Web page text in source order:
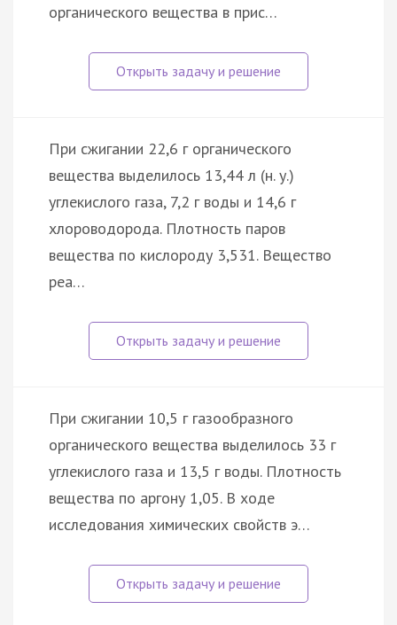
органического вещества в прис…
При сжигании 22,6 г органического
вещества выделилось 13,44 л (н. у.)
углекислого газа, 7,2 г воды и 14,6 г
хлороводорода. Плотность паров
вещества по кислороду 3,531. Вещество
реа…
При сжигании 10,5 г газообразного
органического вещества выделилось 33 г
углекислого газа и 13,5 г воды. Плотность
вещества по аргону 1,05. В ходе
исследования химических свойств э…